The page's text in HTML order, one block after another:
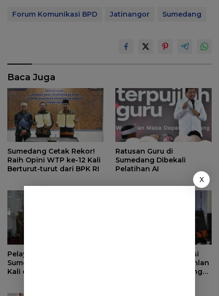
Forum Komunikasi BPD Jatinangor Sumedang
Baca Juga
Sumedang Cetak Rekor!
Raih Opini WTP ke-12 Kali
Berturut-turut dari BPK RI
Ratusan Guru di
Sumedang Dibekali
Pelatihan AI
Pelayanan Paspor di MPP
Sumedang Kini Hadir Dua
Kali dalam Sepekan
Apresiasi Transformasi
Digital Sumedang, Dahlan
Iskan Dorong ASN Bangun
X